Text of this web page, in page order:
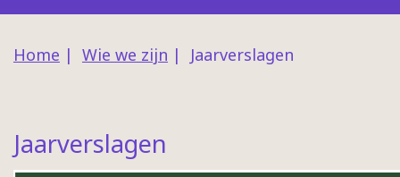
Home | Wie we zijn | Jaarverslagen
Jaarverslagen